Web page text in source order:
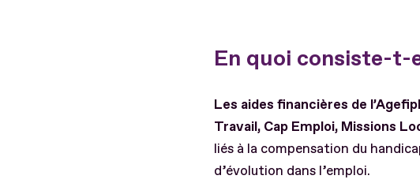
En quoi consiste-t-
Les aides financières de
Travail, Cap Emploi, Missions
liés à la compensation du
d’évolution dans l’emploi.